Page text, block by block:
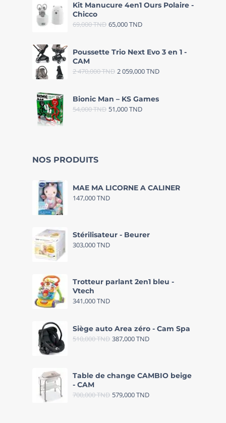
Kit Manucure 4en1 Ours Polaire -
Chicco
69,000TND 65,000TND
Poussette Trio Next Evo 3 en 1 -
CAM
2 470,000TND 2 059,000TND
Bionic Man – KS Games
54,000TND 51,000TND
NOS PRODUITS
MAE MA LICORNE A CALINER
147,000TND
Stérilisateur - Beurer
303,000TND
Trotteur parlant 2en1 bleu -
Vtech
341,000TND
Siège auto Area zéro - Cam Spa
510,000TND 387,000TND
Table de change CAMBIO beige
- CAM
700,000TND 579,000TND